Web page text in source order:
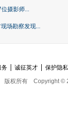
摄影师...
场勘察发现...
务 诚征英才
保护隐
版权所有 Copyright ©